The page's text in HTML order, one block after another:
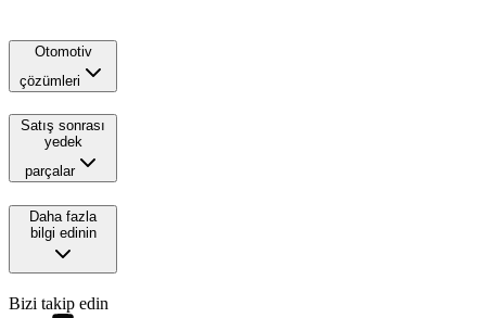
Otomotiv
çözümleri
Satış sonrası
yedek
parçalar
Daha fazla
bilgi edinin
Bizi takip edin